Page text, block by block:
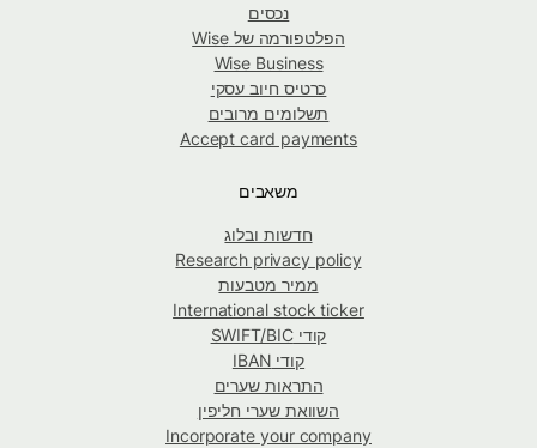
נכסים
הפלטפורמה של Wise
Wise Business
כרטיס חיוב עסקי
תשלומים מרובים
Accept card payments
משאבים
חדשות ובלוג
Research privacy policy
ממיר מטבעות
International stock ticker
קודי SWIFT/BIC
קודי IBAN
התראות שערים
השוואת שערי חליפין
Incorporate your company